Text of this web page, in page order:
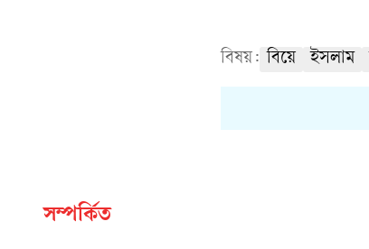
বিষয়: বিয়ে ইসলাম
সম্পর্কিত